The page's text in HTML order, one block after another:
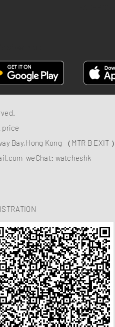
price
Bay,Hong Kong （MTR B EXIT ）
weChat: watcheshk